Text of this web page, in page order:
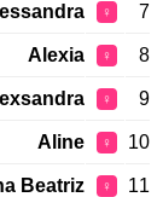
7
♀
8
♀
Alexia
9
♀
10
♀
Aline
11
♀
Beatriz